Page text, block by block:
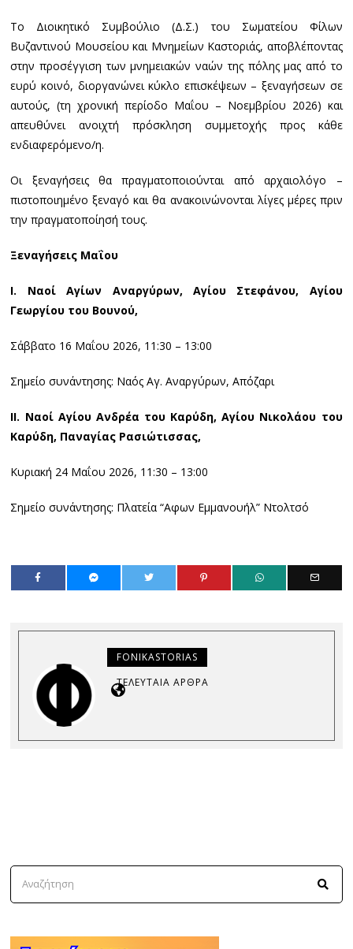
Το Διοικητικό Συμβούλιο (Δ.Σ.) του Σωματείου Φίλων
Βυζαντινού Μουσείου και Μνημείων Καστοριάς, αποβλέποντας
στην προσέγγιση των μνημειακών ναών της πόλης μας από το
ευρύ κοινό, διοργανώνει κύκλο επισκέψεων – ξεναγήσεων σε
αυτούς, (τη χρονική περίοδο Μαΐου – Νοεμβρίου 2026) και
απευθύνει ανοιχτή πρόσκληση συμμετοχής προς κάθε
ενδιαφερόμενο/η.
Οι ξεναγήσεις θα πραγματοποιούνται από αρχαιολόγο –
πιστοποιημένο ξεναγό και θα ανακοινώνονται λίγες μέρες πριν
την πραγματοποίησή τους.
Ξεναγήσεις Μαΐου
Ι.
Ναοί Αγίων Αναργύρων, Αγίου Στεφάνου, Αγίου
Γεωργίου του Βουνού,
Σάββατο 16 Μαΐου 2026, 11:30 – 13:00
Σημείο συνάντησης: Ναός Αγ. Αναργύρων, Απόζαρι
ΙΙ. Ναοί Αγίου Ανδρέα του Καρύδη, Αγίου Νικολάου του
Καρύδη, Παναγίας Ρασιώτισσας,
Κυριακή 24 Μαΐου 2026, 11:30 – 13:00
Σημείο συνάντησης: Πλατεία “Αφων Εμμανουήλ” Ντολτσό
FONIKASTORIAS
ΤΕΛΕΥΤΑΊΑ ΆΡΘΡΑ